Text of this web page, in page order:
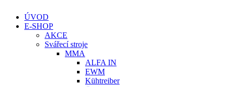
ÚVOD
E-SHOP
AKCE
Svářecí stroje
MMA
ALFA IN
EWM
Kühtreiber